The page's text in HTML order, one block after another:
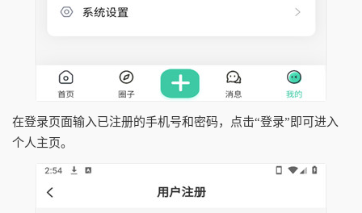
在登录页面输入已注册的手机号和密码，点击“登录”即可进入
个人主页。